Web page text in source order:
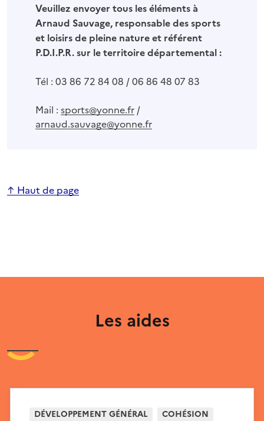
Veuillez envoyer tous les éléments à
Arnaud Sauvage, responsable des sports
et loisirs de pleine nature et référent
P.D.I.P.R. sur le territoire départemental :
Tél : 03 86 72 84 08 / 06 86 48 07 83
Mail : sports@yonne.fr /
arnaud.sauvage@yonne.fr
↑ Haut de page
Les aides
DÉVELOPPEMENT GÉNÉRAL
COHÉSION